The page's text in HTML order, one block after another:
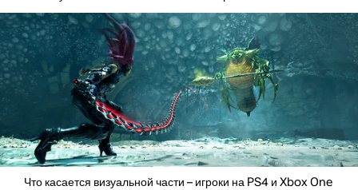
Что касается визуальной части – игроки на PS4 и Xbox One